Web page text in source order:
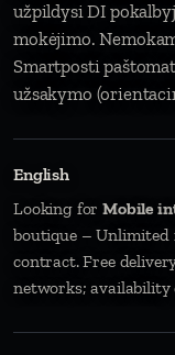
užpildysi DI
mokėjimo.
Smartposti
užsakymo
English
Looking forMobile
boutique – Unlimited
contract. Free
networks; availability